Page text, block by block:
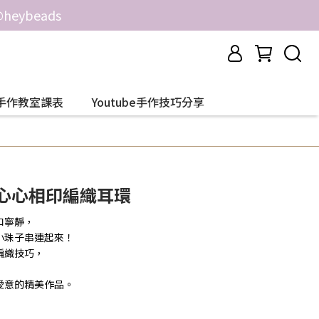
作教室課表 Youtube手作技巧分享
心相印編織耳環
靜，
子串連起來！
技巧，
的精美作品。